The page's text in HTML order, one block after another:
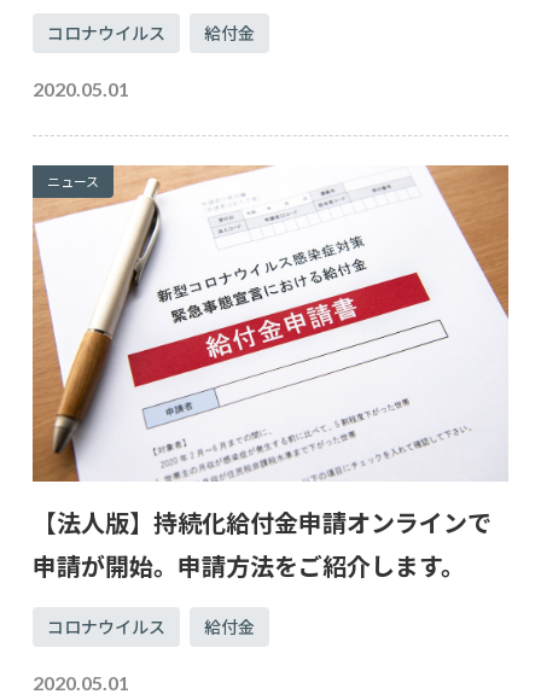
コロナウイルス 給付金
2020.05.01
ニュース
【法人版】持続化給付金申請オンラインで
申請が開始。申請方法をご紹介します。
コロナウイルス 給付金
2020.05.01